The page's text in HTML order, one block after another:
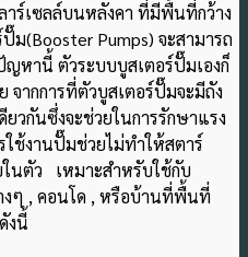
าร์เซลล์บนหลังคา ที่มีพื้นที่กว้าง
(Booster Pumps) จะสามารถ
หานี้ ตัวระบบบูสเตอร์ปั๊มเองก็
จากการที่ตัวบูสเตอร์ปั๊มจะมีถัง
วกันซึ่งจะช่วยในการรักษาแรง
ใช้งานปั๊มช่วยไม่ทำให้สตาร์
นตัว เหมาะสำหรับใช้กับ
งๆ , คอนโด , หรือบ้านที่พื้นที่
งนี้